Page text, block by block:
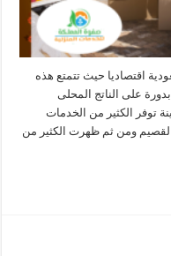
اقتصاديا حيث تتمتع هذه
على الناتج المحلى
توفر الكثير من الخدمات
ومن ثم ظهرت الكثير من